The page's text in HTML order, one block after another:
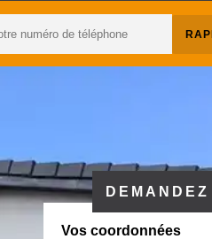
Vos coordonnées